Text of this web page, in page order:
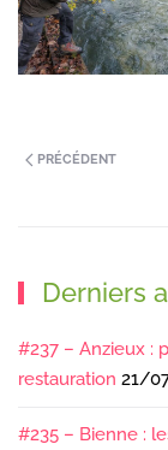
PRÉCÉDENT
Derniers
#237 – Anzieux :
restauration 21/
#235 – Bienne :